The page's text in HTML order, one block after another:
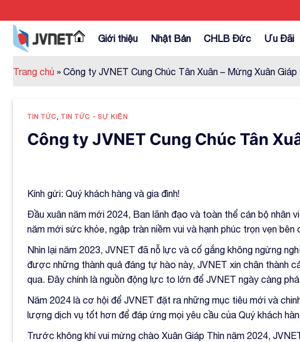
to
content
Giới thiệu Nhật Bản CHLB Đức Ưu Đãi
Trang chủ » Công ty JVNET Cung Chúc Tân Xuân – Mừng Xuân Giáp
TIN TỨC ,TIN TỨC - SỰ KIỆN
Công ty JVNET Cung Chúc Tân
Kính gửi: Quý khách hàng và gia đình!
Đầu xuân năm mới 2024, Ban lãnh đạo và toàn thể cán bộ nhân
năm mới sức khỏe, ngập tràn niềm vui và hạnh phúc trọn vẹn
Nhìn lại năm 2023, JVNET đã nỗ lực và cố gắng không ngừng
được những thành quả đáng tự hào này, JVNET xin chân thành
qua. Đây chính là nguồn động lực to lớn để JVNET ngày càng
Năm 2024 là cơ hội để JVNET đặt ra những mục tiêu mới và
lượng dịch vụ tốt hơn để đáp ứng mọi yêu cầu của Quý khách
Trước không khí vui mừng chào Xuân Giáp Thìn năm 2024,